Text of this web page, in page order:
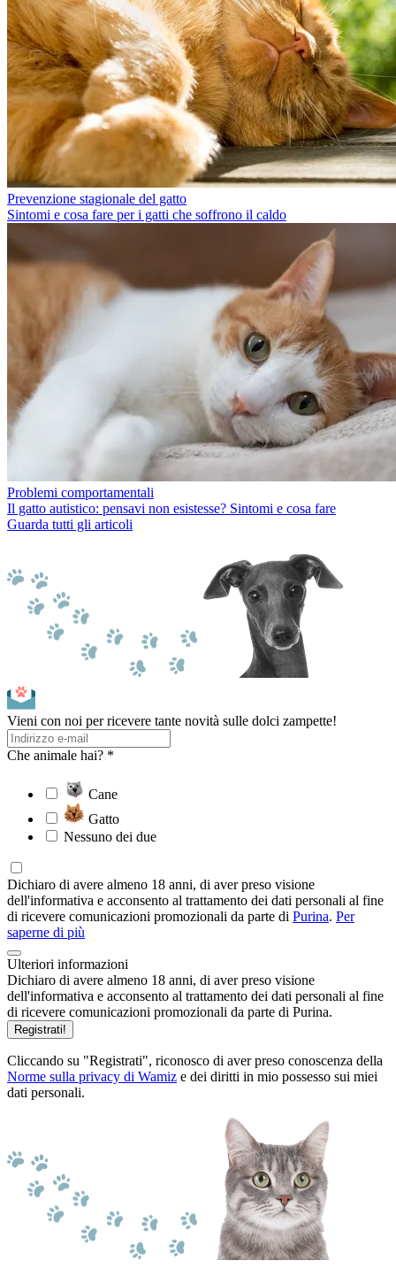
Prevenzione stagionale del gatto
Sintomi e cosa fare per i gatti che soffrono il caldo
Problemi comportamentali
Il gatto autistico: pensavi non esistesse? Sintomi e cosa fare
Guarda tutti gli articoli
Vieni con noi per ricevere tante novità sulle dolci zampette!
Che animale hai? *
Cane
Gatto
Nessuno dei due
Dichiaro di avere almeno 18 anni, di aver preso visione
dell'informativa e acconsento al trattamento dei dati personali al fine
di ricevere comunicazioni promozionali da parte di Purina. Per
saperne di più
Ulteriori informazioni
Dichiaro di avere almeno 18 anni, di aver preso visione
dell'informativa e acconsento al trattamento dei dati personali al fine
di ricevere comunicazioni promozionali da parte di Purina.
Registrati!
Cliccando su "Registrati", riconosco di aver preso conoscenza della
Norme sulla privacy di Wamiz e dei diritti in mio possesso sui miei
dati personali.